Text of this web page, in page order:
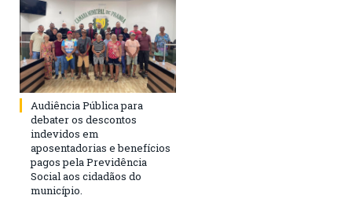
Audiência Pública para
debater os descontos
indevidos em
aposentadorias e benefícios
pagos pela Previdência
Social aos cidadãos do
município.